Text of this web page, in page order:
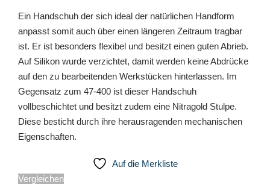
Ein Handschuh der sich ideal der natürlichen Handform
anpasst somit auch über einen längeren Zeitraum tragbar
ist. Er ist besonders flexibel und besitzt einen guten Abrieb.
Auf Silikon wurde verzichtet, damit werden keine Abdrücke
auf den zu bearbeitenden Werkstücken hinterlassen. Im
Gegensatz zum 47-400 ist dieser Handschuh
vollbeschichtet und besitzt zudem eine Nitragold Stulpe.
Diese besticht durch ihre herausragenden mechanischen
Eigenschaften.
Auf die Merkliste
Vergleichen